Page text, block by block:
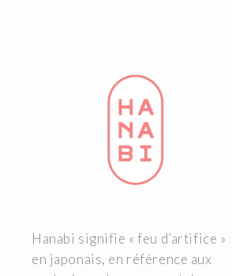
Hanabi signifie « feu d’artifice »
en japonais, en référence aux